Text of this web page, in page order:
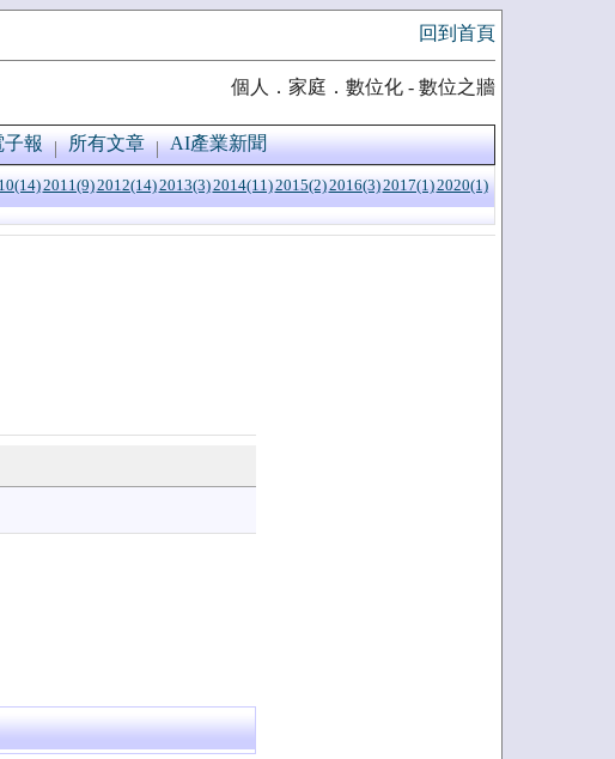
回到首頁
個人．家庭．數位化 - 數位之牆
子報 所有文章 AI產業新聞
2011(9)2012(14)2013(3)2014(11)2015(2)2016(3)2017(1)2020(1)